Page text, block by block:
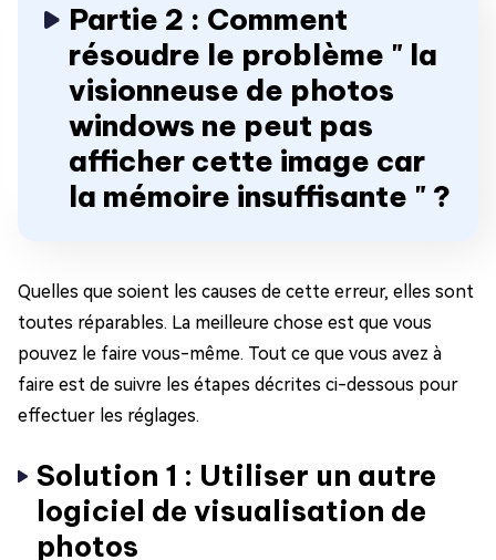
Partie 2 : Comment
résoudre le problème " la
visionneuse de photos
windows ne peut pas
afficher cette image car
la mémoire insuffisante " ?
Quelles que soient les causes de cette erreur, elles sont
toutes réparables. La meilleure chose est que vous
pouvez le faire vous-même. Tout ce que vous avez à
faire est de suivre les étapes décrites ci-dessous pour
effectuer les réglages.
Solution 1 : Utiliser un autre
logiciel de visualisation de
photos